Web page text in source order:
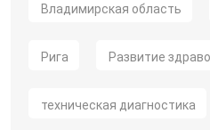
Владимирская область
Рига Развитие
техническая диагностика